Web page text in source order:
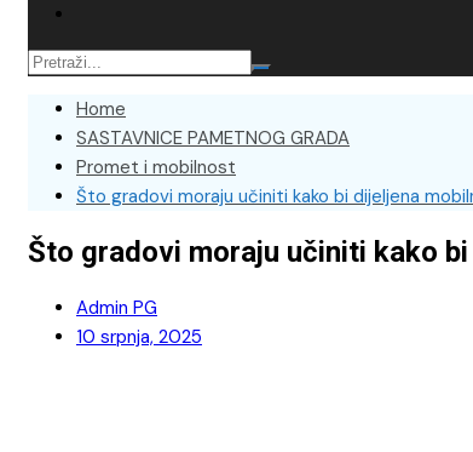
Home
SASTAVNICE PAMETNOG GRADA
Promet i mobilnost
Što gradovi moraju učiniti kako bi dijeljena
Što gradovi moraju učiniti kako
Admin PG
10 srpnja, 2025